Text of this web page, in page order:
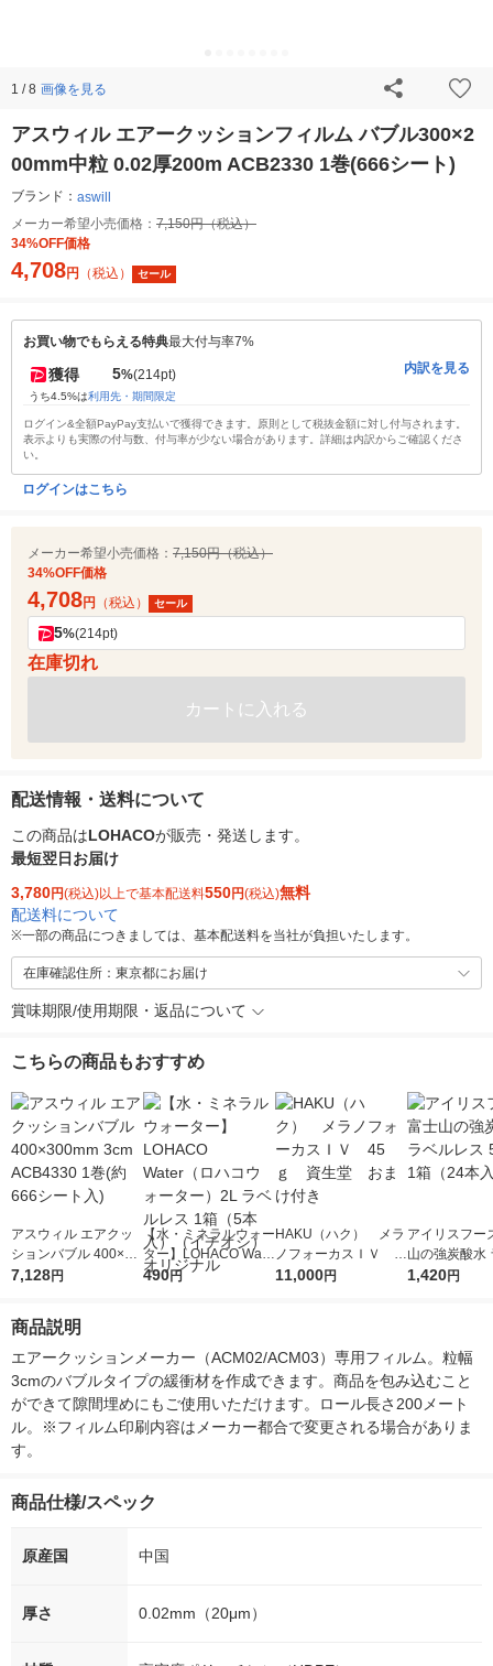
1 / 8 画像を見る
アスウィル エアークッションフィルム バブル300×2
00mm中粒 0.02厚200m ACB2330 1巻(666シート)
ブランド： aswill
メーカー希望小売価格： 7,150円（税込）
34%OFF価格
4,708円 （税込） セール
お買い物でもらえる特典最大付与率7%
獲得 5%(214pt)
うち4.5%は利用先・期間限定
内訳を見る
ログイン&全額PayPay支払いで獲得できます。原則として税抜金額に対し付与されます。
表示よりも実際の付与数、付与率が少ない場合があります。詳細は内訳からご確認くださ
い。
ログインはこちら
メーカー希望小売価格： 7,150円（税込）
34%OFF価格
4,708円 （税込） セール
5%(214pt)
在庫切れ
カートに入れる
配送情報・送料について
この商品はLOHACOが販売・発送します。
最短翌日お届け
3,780円(税込)以上で基本配送料550円(税込)無料
配送料について
※一部の商品につきましては、基本配送料を当社が負担いたします。
在庫確認住所：東京都にお届け
賞味期限/使用期限・返品について
こちらの商品もおすすめ
アスウィル エアクッ
ションバブル 400×30
0mm 3cm ACB4330 1
7,128円
【水・ミネラルウォー
ター】LOHACO Wate
r（ロハコウォータ
490円
HAKU（ハク） メラ
ノフォーカスＩＶ 4
5ｇ 資生堂 おまけ
11,000円
アイリスフー
山の強炭酸水
レス 500ml 1
1,420円
商品説明
エアークッションメーカー（ACM02/ACM03）専用フィルム。粒幅
3cmのバブルタイプの緩衝材を作成できます。商品を包み込むこと
ができて隙間埋めにもご使用いただけます。ロール長さ200メート
ル。※フィルム印刷内容はメーカー都合で変更される場合がありま
す。
商品仕様/スペック
原産国 中国
厚さ 0.02mm（20μm）